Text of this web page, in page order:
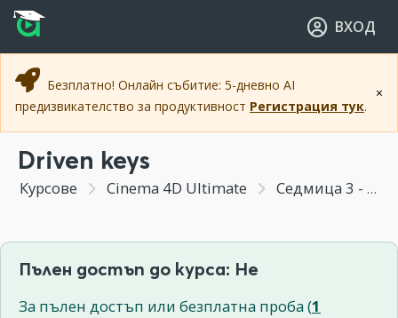
Прескочи към основното съдържание
Прескочи към навигацията
ВХОД
×
Безплатно! Онлайн събитие: 5-дневно AI
предизвикателство за продуктивност Регистрация тук.
Driven keys
Курсове Cinema 4D Ultimate Седмица 3 - Анимация и деформъри
Пълен достъп до курса: Не
За пълен достъп или безплатна проба (1